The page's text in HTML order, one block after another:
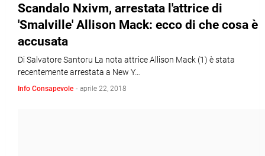
Scandalo Nxivm, arrestata l'attrice di
'Smalville' Allison Mack: ecco di che cosa è
accusata
Di Salvatore Santoru La nota attrice Allison Mack (1) è stata
recentemente arrestata a New Y…
Info Consapevole - aprile 22, 2018